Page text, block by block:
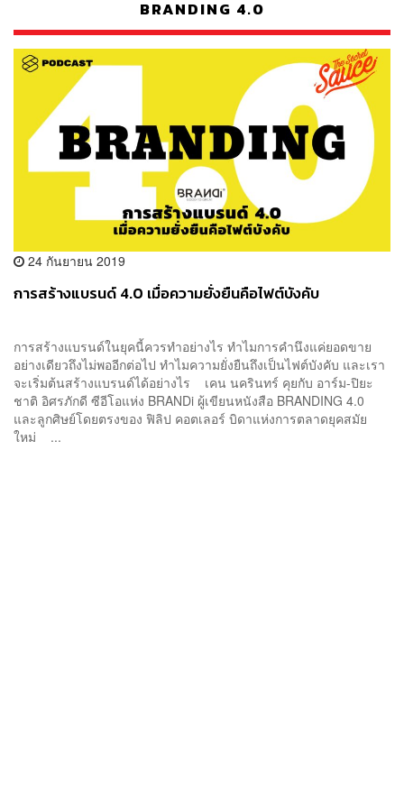
BRANDING 4.0
24 กันยายน 2019
การสร้างแบรนด์ 4.0 เมื่อความยั่งยืนคือไฟต์บังคับ
การสร้างแบรนด์ในยุคนี้ควรทำอย่างไร ทำไมการคำนึงแค่ยอดขาย
อย่างเดียวถึงไม่พออีกต่อไป ทำไมความยั่งยืนถึงเป็นไฟต์บังคับ และเรา
จะเริ่มต้นสร้างแบรนด์ได้อย่างไร เคน นครินทร์ คุยกับ อาร์ม-ปิยะ
ชาติ อิศรภักดี ซีอีโอแห่ง BRANDi ผู้เขียนหนังสือ BRANDING 4.0
และลูกศิษย์โดยตรงของ ฟิลิป คอตเลอร์ บิดาแห่งการตลาดยุคสมัย
ใหม่ ...